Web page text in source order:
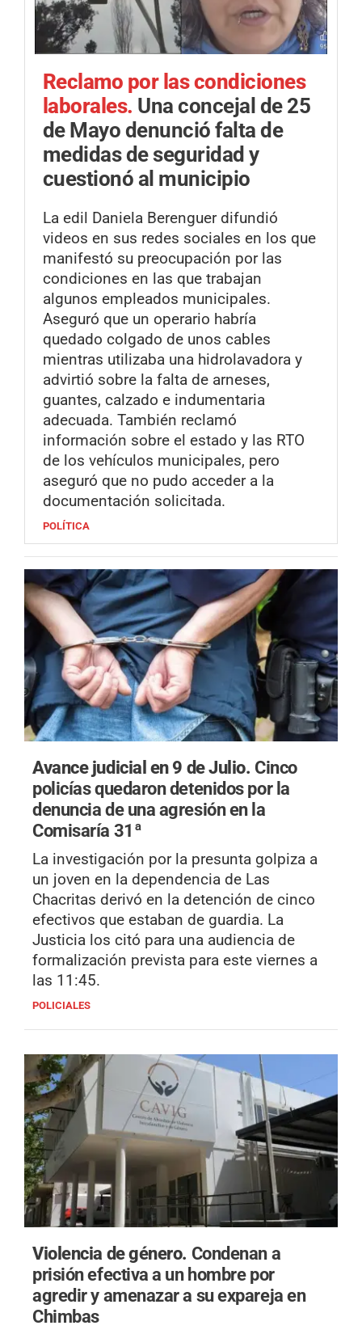
Reclamo por las condiciones
laborales. Una concejal de 25
de Mayo denunció falta de
medidas de seguridad y
cuestionó al municipio
La edil Daniela Berenguer difundió
videos en sus redes sociales en los que
manifestó su preocupación por las
condiciones en las que trabajan
algunos empleados municipales.
Aseguró que un operario habría
quedado colgado de unos cables
mientras utilizaba una hidrolavadora y
advirtió sobre la falta de arneses,
guantes, calzado e indumentaria
adecuada. También reclamó
información sobre el estado y las RTO
de los vehículos municipales, pero
aseguró que no pudo acceder a la
documentación solicitada.
POLÍTICA
Avance judicial en 9 de Julio. Cinco
policías quedaron detenidos por la
denuncia de una agresión en la
Comisaría 31ª
La investigación por la presunta golpiza a
un joven en la dependencia de Las
Chacritas derivó en la detención de cinco
efectivos que estaban de guardia. La
Justicia los citó para una audiencia de
formalización prevista para este viernes a
las 11:45.
POLICIALES
Violencia de género. Condenan a
prisión efectiva a un hombre por
agredir y amenazar a su expareja en
Chimbas